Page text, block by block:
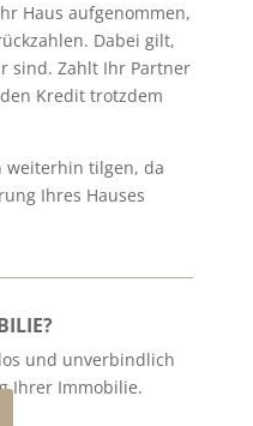
Haus aufgenommen,
Dabei gilt,
sind. Zahlt Ihr Partner
Kredit trotzdem
weiterhin tilgen, da
Ihres Hauses
und unverbindlich
Ihrer Immobilie.